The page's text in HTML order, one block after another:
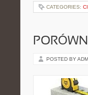
CATEGORIES:
POSTED BY